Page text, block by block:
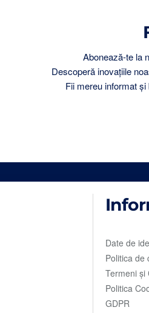
Abonează-te la
Descoperă inovațiile
Fii mereu informat
Date de
Politica de
Termeni și
Politica
GDPR